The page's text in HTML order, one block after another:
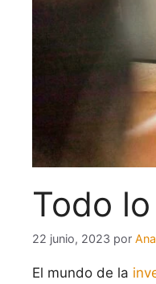
Todo
22 junio, 2023 por
El mundo de la